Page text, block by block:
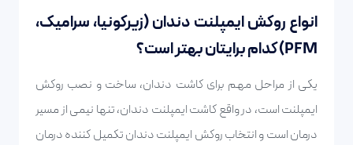
انواع روکش ایمپلنت دندان (زیرکونیا، سرامیک،
PFM) کدام برایتان بهتر است؟
یکی از مراحل مهم برای کاشت دندان، ساخت و نصب روکش
ایمپلنت است، در واقع کاشت ایمپلنت دندان، تنها نیمی از مسیر
درمان است و انتخاب روکش ایمپلنت دندان تکمیل کننده درمان